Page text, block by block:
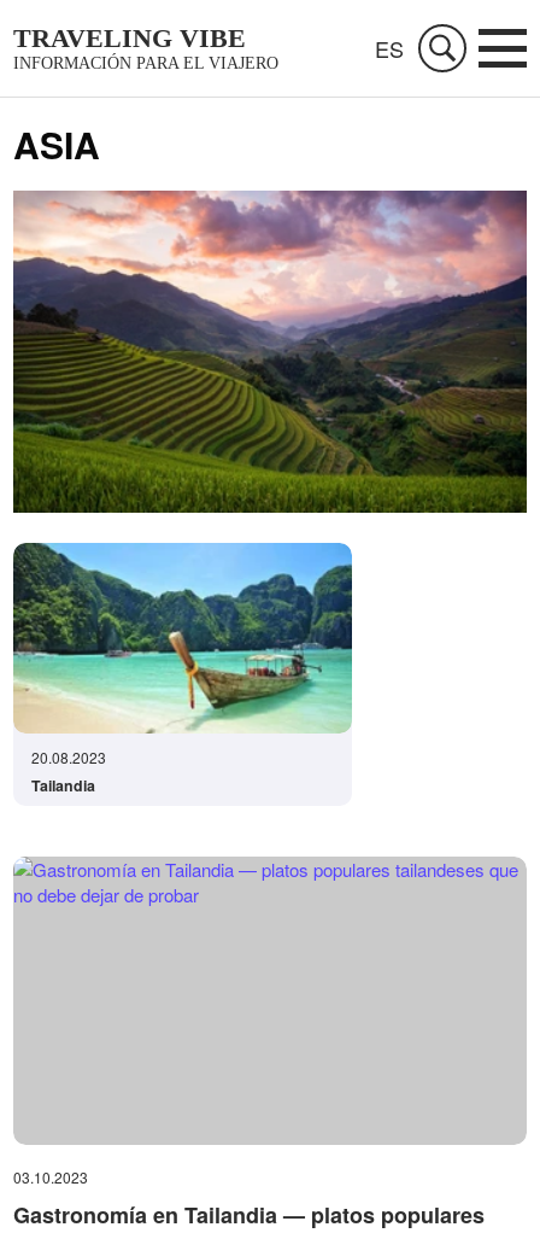
TRAVELING VIBE
INFORMACIÓN PARA EL VIAJERO ES
ASIA
20.08.2023
Tailandia
03.10.2023
Gastronomía en Tailandia — platos populares